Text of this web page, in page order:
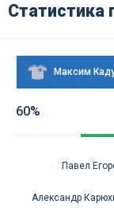
Статистика
Максим
60%
Павел
Александр